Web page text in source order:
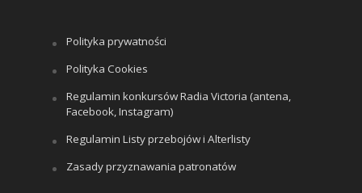
Polityka prywatności
Polityka Cookies
Regulamin konkursów Radia Victoria (antena,
Facebook, Instagram)
Regulamin Listy przebojów i Alterlisty
Zasady przyznawania patronatów